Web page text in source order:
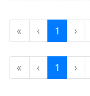
« ‹ 1 ›
« ‹ 1 ›